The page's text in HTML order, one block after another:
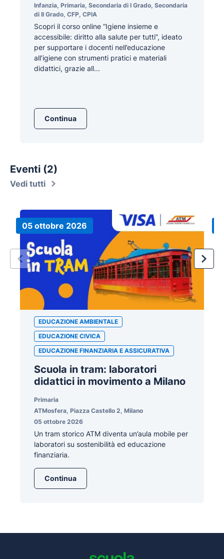
Infanzia, Primaria, Secondaria di I Grado, Secondaria
di II Grado, CFP, CPIA
Scopri il corso online “Igiene insieme e
accessibile: diritto alla salute per tutti”, ideato
per supportare i docenti nell’educazione
all’igiene con strumenti pratici e materiali
didattici, grazie all...
Continua
Eventi (2)
Vedi tutti
05 ottobre 2026
EDUCAZIONE AMBIENTALE
EDUCAZIONE CIVICA
EDUCAZIONE FINANZIARIA E ASSICURATIVA
Scuola in tram: laboratori
didattici in movimento a Milano
Primaria
ATMosfera, Piazza Castello 2, Milano
05 ottobre 2026
Un tram storico ATM diventa un’aula mobile per
laboratori su sostenibilità ed educazione
finanziaria.
Continua